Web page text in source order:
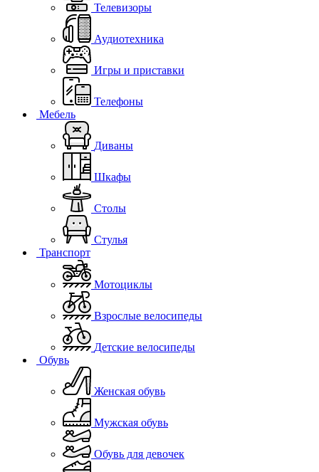
Телевизоры
Аудиотехника
Игры и приставки
Телефоны
Мебель
Диваны
Шкафы
Столы
Стулья
Транспорт
Мотоциклы
Взрослые велосипеды
Детские велосипеды
Обувь
Женская обувь
Мужская обувь
Обувь для девочек